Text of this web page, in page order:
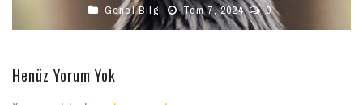
Genel Bilgi Tem 7, 2024 0
Henüz Yorum Yok